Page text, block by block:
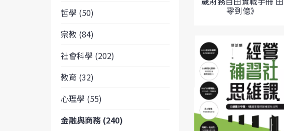
哲學 (50)
宗教 (84)
社會科學 (202)
教育 (32)
心理學 (55)
金融與商務 (240)
零到億》